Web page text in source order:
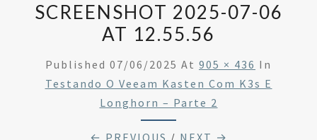
SCREENSHOT 2025-07-06
AT 12.55.56
Published 07/06/2025 At 905 × 436 In
Testando O Veeam Kasten Com K3s E
Longhorn – Parte 2
← PREVIOUS / NEXT →